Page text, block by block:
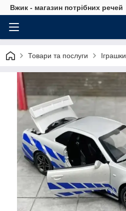
Вжик - магазин потрiбних речей
Товари та послуги Іграшки